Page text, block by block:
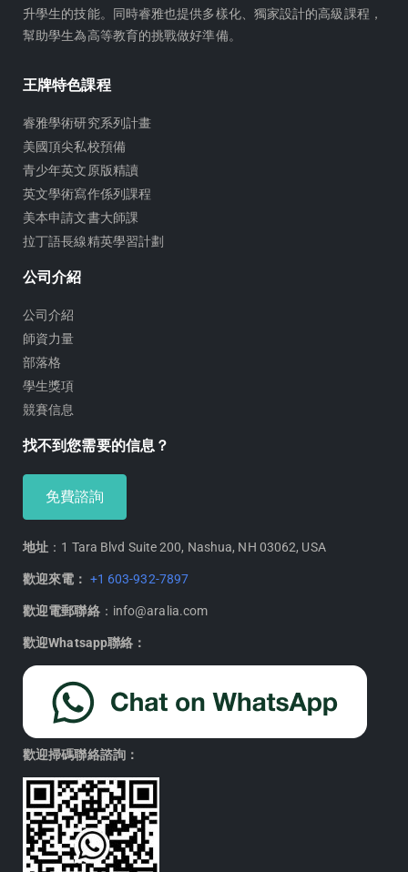
升學生的技能。同時睿雅也提供多樣化、獨家設計的高級課程，
幫助學生為高等教育的挑戰做好準備。
王牌特色課程
睿雅學術研究系列計畫
美國頂尖私校預備
青少年英文原版精讀
英文學術寫作係列課程
美本申請文書大師課
拉丁語長線精英學習計劃
公司介紹
公司介紹
師資力量
部落格
學生獎項
競賽信息
找不到您需要的信息？
免費諮詢
地址 ：1 Tara Blvd Suite 200, Nashua, NH 03062, USA
歡迎來電： +1 603-932-7897
歡迎電郵聯絡：info@aralia.com
歡迎Whatsapp聯絡：
歡迎掃碼聯絡諮詢：